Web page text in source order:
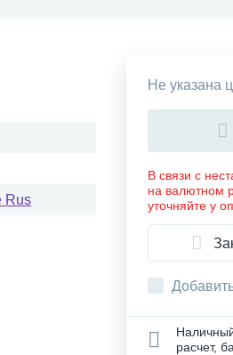
Rus
Не указана
В связи с
на валютном
уточняйте у
расчет,